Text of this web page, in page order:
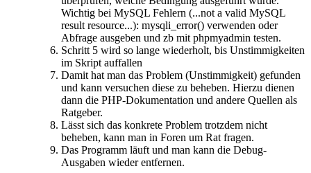
Wichtig bei MySQL Fehlern (...not a valid MySQL
result resource...): mysqli_error() verwenden oder
Abfrage ausgeben und zb mit phpmyadmin testen.
Schritt 5 wird so lange wiederholt, bis Unstimmigkeiten
im Skript auffallen
Damit hat man das Problem (Unstimmigkeit) gefunden
und kann versuchen diese zu beheben. Hierzu dienen
dann die PHP-Dokumentation und andere Quellen als
Ratgeber.
Lässt sich das konkrete Problem trotzdem nicht
beheben, kann man in Foren um Rat fragen.
Das Programm läuft und man kann die Debug-
Ausgaben wieder entfernen.